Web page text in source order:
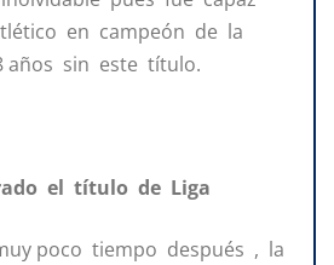
en campeón de la
años sin este título.
el título de Liga
poco tiempo después , la